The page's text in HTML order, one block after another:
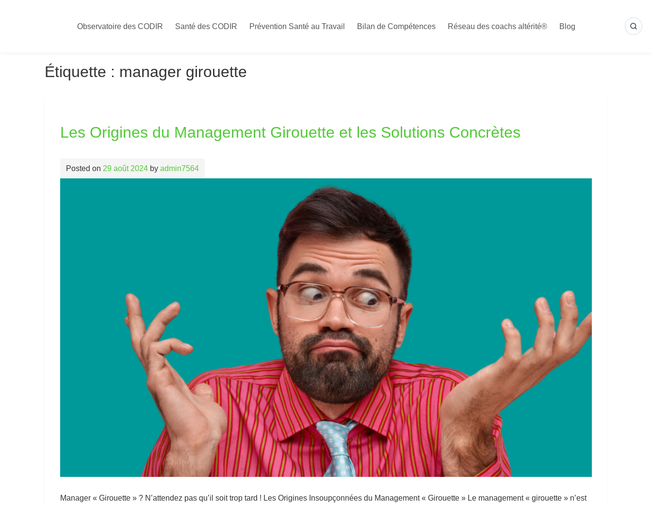
Observatoire des CODIR Santé des CODIR Prévention Santé au Travail Bilan de Compétences Réseau des coachs altérité® Blog
Étiquette : manager girouette
Les Origines du Management Girouette et les Solutions Concrètes
Posted on 29 août 2024 by admin7564
Manager « Girouette » ? N’attendez pas qu’il soit trop tard ! Les Origines Insoupçonnées du Management « Girouette » Le management « girouette » n’est